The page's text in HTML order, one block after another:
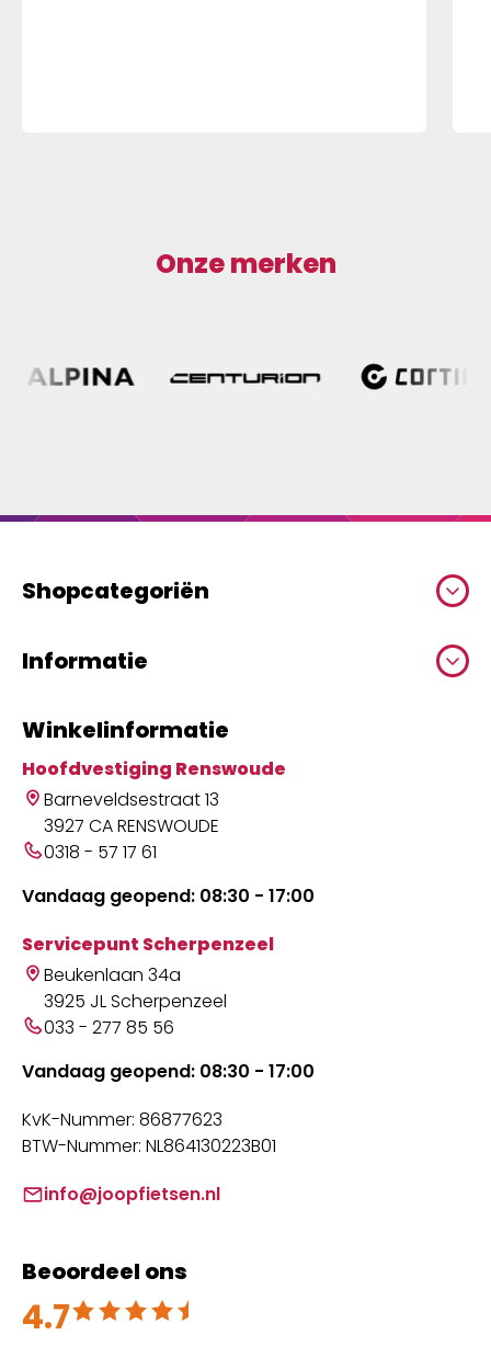
Onze merken
Shopcategoriën
Informatie
Winkelinformatie
Hoofdvestiging Renswoude
Barneveldsestraat 13
3927 CA RENSWOUDE
0318 - 57 17 61
Vandaag geopend: 08:30 - 17:00
Servicepunt Scherpenzeel
Beukenlaan 34a
3925 JL Scherpenzeel
033 - 277 85 56
Vandaag geopend: 08:30 - 17:00
KvK-Nummer: 86877623
BTW-Nummer: NL864130223B01
info@joopfietsen.nl
Beoordeel ons
4.7
Beoordeeld met 4.7 uit 5